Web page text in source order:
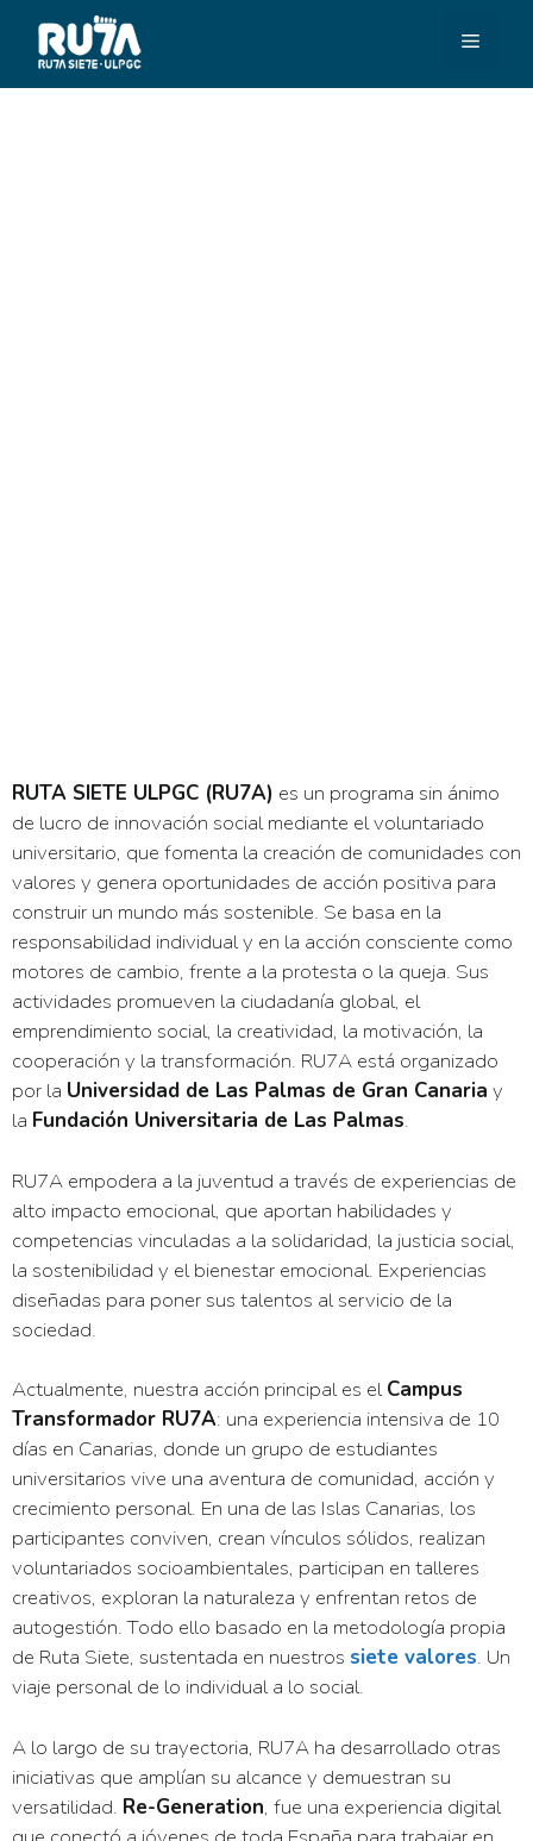
RUTA SIETE ULPGC (RU7A) es un programa sin ánimo
de lucro de innovación social mediante el voluntariado
universitario, que fomenta la creación de comunidades con
valores y genera oportunidades de acción positiva para
construir un mundo más sostenible. Se basa en la
responsabilidad individual y en la acción consciente como
motores de cambio, frente a la protesta o la queja. Sus
actividades promueven la ciudadanía global, el
emprendimiento social, la creatividad, la motivación, la
cooperación y la transformación. RU7A está organizado
por la Universidad de Las Palmas de Gran Canaria y
la Fundación Universitaria de Las Palmas.
RU7A empodera a la juventud a través de experiencias de
alto impacto emocional, que aportan habilidades y
competencias vinculadas a la solidaridad, la justicia social,
la sostenibilidad y el bienestar emocional. Experiencias
diseñadas para poner sus talentos al servicio de la
sociedad.
Actualmente, nuestra acción principal es elCampus
Transformador RU7A: una experiencia intensiva de 10
días en Canarias, donde un grupo de estudiantes
universitarios vive una aventura de comunidad, acción y
crecimiento personal. En una de las Islas Canarias, los
participantes conviven, crean vínculos sólidos, realizan
voluntariados socioambientales, participan en talleres
creativos, exploran la naturaleza y enfrentan retos de
autogestión. Todo ello basado en la metodología propia
de Ruta Siete, sustentada en nuestros siete valores. Un
viaje personal de lo individual a lo social.
A lo largo de su trayectoria, RU7A ha desarrollado otras
iniciativas que amplían su alcance y demuestran su
versatilidad. Re-Generation, fue una experiencia digital